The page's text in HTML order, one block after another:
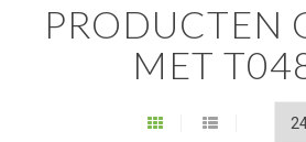
PRODUCTEN
MET